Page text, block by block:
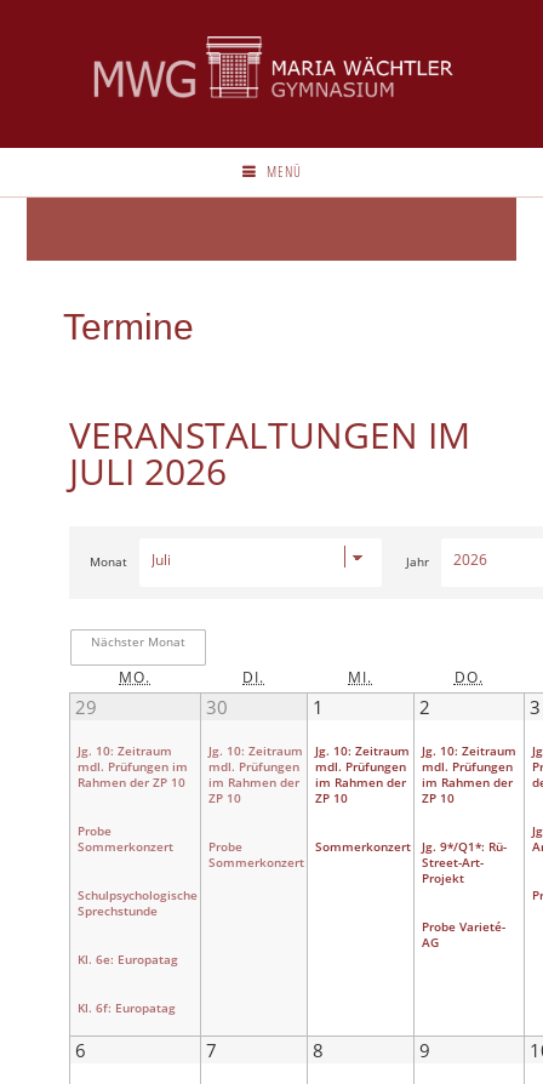
MENÜ
Termine
VERANSTALTUNGEN IM
JULI 2026
Monat Jahr
Letzter Monat
Heute
Nächster Monat
MO. DI. MI. DO.
29
Jg. 10: Zeitraum
mdl. Prüfungen im
Rahmen der ZP 10
Probe
Sommerkonzert
Schulpsychologische
Sprechstunde
Kl. 6e: Europatag
Kl. 6f: Europatag
30
Jg. 10: Zeitraum
mdl. Prüfungen
im Rahmen der
ZP 10
Probe
Sommerkonzert
1
Jg. 10: Zeitraum
mdl. Prüfungen
im Rahmen der
ZP 10
Sommerkonzert
2
Jg. 10: Zeitraum
mdl. Prüfungen
im Rahmen der
ZP 10
Jg. 9*/Q1*: Rü-
Street-Art-
Projekt
Probe Varieté-
AG
3
6 7 8 9